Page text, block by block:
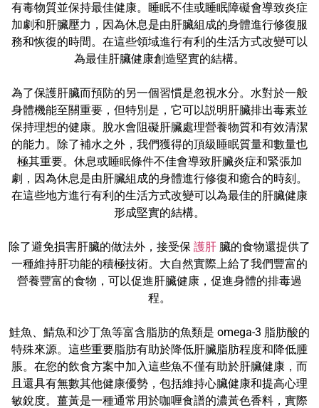
有毒物質並保持最佳健康。睡眠不佳或睡眠障礙會導致炎症
加劇和肝臟壓力，因為休息是由肝臟組成的身體進行修復服
務和恢復的時間。在這些領域進行有利的生活方式改變可以
為最佳肝臟健康創造堅實的結構。
為了保護肝臟而預防的另一個習慣是忽視水分。水對於一般
身體機能至關重要，但特別是，它可以説明肝臟排出毒素並
保持理想的健康。脫水會阻礙肝臟處理營養物質和有效清潔
的能力。除了補水之外，我們獲得的頂級睡眠質量和數量也
極其重要。休息或睡眠條件不佳會導致肝臟炎症和緊張加
劇，因為休息是由肝臟組成的身體進行修復和癒合的時刻。
在這些地方進行有利的生活方式改變可以為最佳的肝臟健康
形成堅實的結構。
除了避免損害肝臟的做法外，接受保 護肝 臟的食物還提供了
一種維持肝功能的積極技術。大自然實際上給了我們豐富的
營養豐富的食物，可以促進肝臟健康，促進身體的排毒過
程。
鮭魚、鯖魚和沙丁魚等富含脂肪的魚類是 omega-3 脂肪酸的
特殊來源。這些重要脂肪有助於降低肝臟脂肪程度和降低腫
脹。在您的飲食方案中加入這些魚不僅有助於肝臟健康，而
且還具有無數其他健康優勢，包括維持心臟健康和提高心理
敏銳度。薑黃是一種通常用於咖喱食譜的濃黃色香料，實際